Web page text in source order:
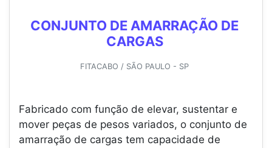
CONJUNTO DE AMARRAÇÃO DE
CARGAS
FITACABO / SÃO PAULO - SP
Fabricado com função de elevar, sustentar e
mover peças de pesos variados, o conjunto de
amarração de cargas tem capacidade de